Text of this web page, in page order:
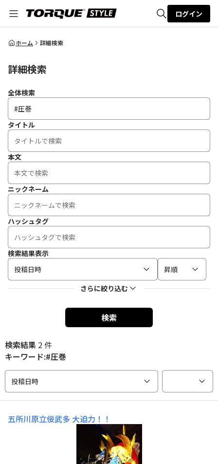
全体検索
ログイン
ホーム 詳細検索
詳細検索
全体検索
タイトル
本文
ニックネーム
ハッシュタグ
検索結果表示
投稿日時
昇順
さらに絞り込む
検索
検索結果 2 件
キーワード:#圧巻
投稿日時
五所川原立佞武多 大迫力！！